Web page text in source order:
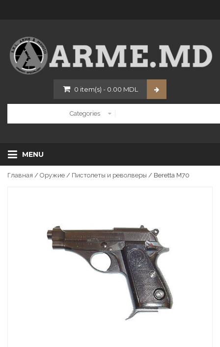
0 item(s) - 0.00 MDL
MENU
Главная / Оружие / Пистолеты и револверы / Beretta M70